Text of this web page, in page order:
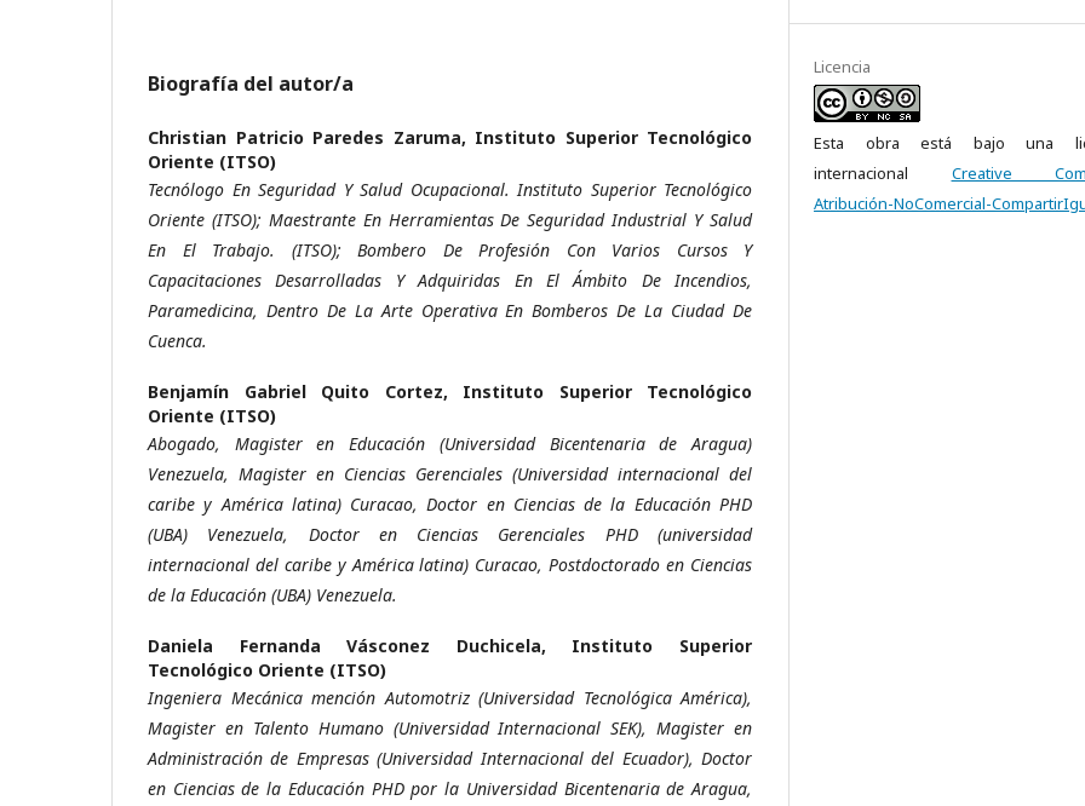
Biografía del autor/a
Christian Patricio Paredes Zaruma, Instituto Superior Tecnológico
Oriente (ITSO)
Tecnólogo En Seguridad Y Salud Ocupacional. Instituto Superior Tecnológico
Oriente (ITSO); Maestrante En Herramientas De Seguridad Industrial Y Salud
En El Trabajo. (ITSO); Bombero De Profesión Con Varios Cursos Y
Capacitaciones Desarrolladas Y Adquiridas En El Ámbito De Incendios,
Paramedicina, Dentro De La Arte Operativa En Bomberos De La Ciudad De
Cuenca.
Benjamín Gabriel Quito Cortez, Instituto Superior Tecnológico
Oriente (ITSO)
Abogado, Magister en Educación (Universidad Bicentenaria de Aragua)
Venezuela, Magister en Ciencias Gerenciales (Universidad internacional del
caribe y América latina) Curacao, Doctor en Ciencias de la Educación PHD
(UBA) Venezuela, Doctor en Ciencias Gerenciales PHD (universidad
internacional del caribe y América latina) Curacao, Postdoctorado en Ciencias
de la Educación (UBA) Venezuela.
Daniela Fernanda Vásconez Duchicela, Instituto Superior
Tecnológico Oriente (ITSO)
Ingeniera Mecánica mención Automotriz (Universidad Tecnológica América),
Magister en Talento Humano (Universidad Internacional SEK), Magister en
Administración de Empresas (Universidad Internacional del Ecuador), Doctor
en Ciencias de la Educación PHD por la Universidad Bicentenaria de Aragua,
Licencia
Esta obra está bajo una
internacional Creative
Atribución-NoComercial-